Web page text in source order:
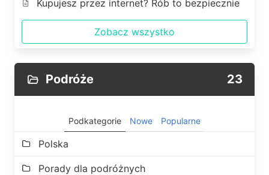
Kupujesz przez internet? Rób to bezpiecznie
Zobacz wszystko
Podróże 23
Podkategorie Nowe Popularne
Polska
Porady dla podróżnych